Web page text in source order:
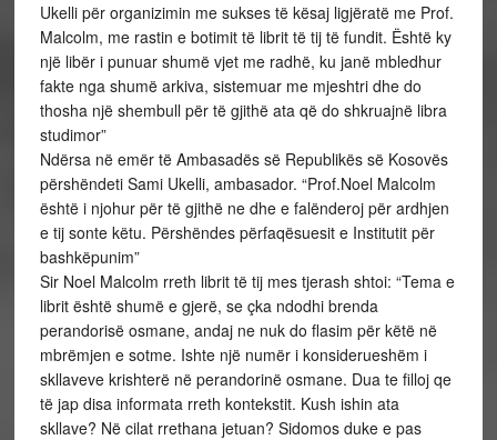
Ukelli për organizimin me sukses të kësaj ligjëratë me Prof.
Malcolm, me rastin e botimit të librit të tij të fundit. Është ky
një libër i punuar shumë vjet me radhë, ku janë mbledhur
fakte nga shumë arkiva, sistemuar me mjeshtri dhe do
thosha një shembull për të gjithë ata që do shkruajnë libra
studimor”
Ndërsa në emër të Ambasadës së Republikës së Kosovës
përshëndeti Sami Ukelli, ambasador. “Prof.Noel Malcolm
është i njohur për të gjithë ne dhe e falënderoj për ardhjen
e tij sonte këtu. Përshëndes përfaqësuesit e Institutit për
bashkëpunim”
Sir Noel Malcolm rreth librit të tij mes tjerash shtoi: “Tema e
librit është shumë e gjerë, se çka ndodhi brenda
perandorisë osmane, andaj ne nuk do flasim për këtë në
mbrëmjen e sotme. Ishte një numër i konsiderueshëm i
skllaveve krishterë në perandorinë osmane. Dua te filloj qe
të jap disa informata rreth kontekstit. Kush ishin ata
skllave? Në cilat rrethana jetuan? Sidomos duke e pas